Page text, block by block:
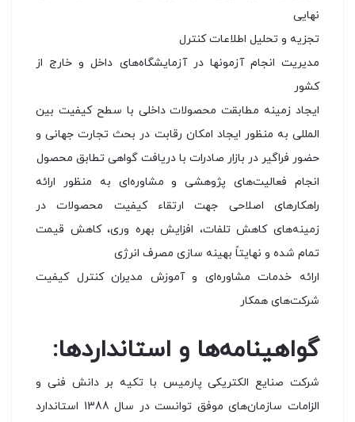
نهایی
تجزیه و تحلیل اطلاعات کنترل
مدیریت انجام آزمونها در آزمایشگاه‌های داخل و خارج از
کشور
ایجاد زمینه مطابقت محصولات داخلی با سطح کیفیت بین
المللی به منظور ایجاد امکان رقابت در بحث تجارت جهانی و
حضور فراگیر در بازار صادرات با دریافت گواهی تطابق محصول
انجام فعالیت‌های پژوهشی و مشاوره‌ای به منظور ارائه
راهکارهای اصلاحی جهت ارتقاء کیفیت محصولات در
زمینه‌های کاهش تلفات، افزایش بهره وری، کاهش قیمت
تمام شده و نهایتاً بهینه سازی مصرف انرژی
ارائه خدمات مشاوره‌ای و آموزش مدیران کنترل کیفیت
شرکت‌های همکار
گواهینامه‌ها و استانداردها:
شركت صنایع الكتریكی پارمیس با تكیه بر دانش فنی و
الزامات سازمان‌های موفق توانست در سال 1388 استاندارد